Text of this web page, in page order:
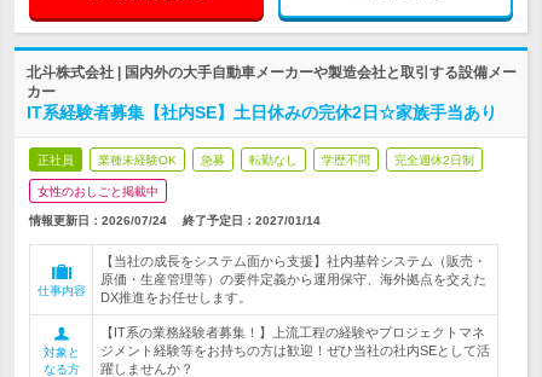
北斗株式会社 | 国内外の大手自動車メーカーや製造会社と取引する設備メー
カー
IT系経験者募集【社内SE】土日休みの完休2日☆家族手当あり
正社員 業種未経験OK 急募 転勤なし 学歴不問 完全週休2日制
女性のおしごと掲載中
情報更新日：2026/07/24 終了予定日： 2027/01/14
仕事内容
【当社の成長をシステム面から支援】社内基幹システム（販売・
原価・生産管理等）の要件定義から運用保守、海外拠点を交えた
DX推進をお任せします。
対象と
なる方
【IT系の業務経験者募集！】上流工程の経験やプロジェクトマネ
ジメント経験等をお持ちの方は歓迎！ぜひ当社の社内SEとして活
躍しませんか？